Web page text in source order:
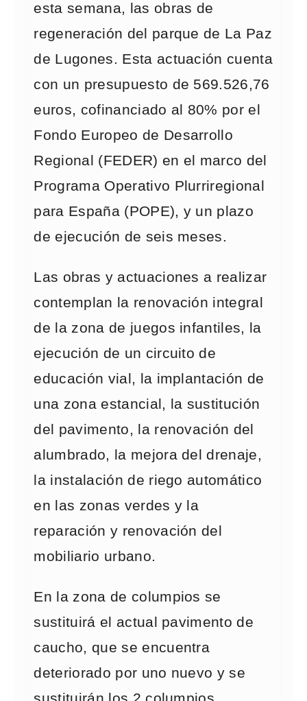
esta semana, las obras de
regeneración del parque de La Paz
de Lugones. Esta actuación cuenta
con un presupuesto de 569.526,76
euros, cofinanciado al 80% por el
Fondo Europeo de Desarrollo
Regional (FEDER) en el marco del
Programa Operativo Plurriregional
para España (POPE), y un plazo
de ejecución de seis meses.
Las obras y actuaciones a realizar
contemplan la renovación integral
de la zona de juegos infantiles, la
ejecución de un circuito de
educación vial, la implantación de
una zona estancial, la sustitución
del pavimento, la renovación del
alumbrado, la mejora del drenaje,
la instalación de riego automático
en las zonas verdes y la
reparación y renovación del
mobiliario urbano.
En la zona de columpios se
sustituirá el actual pavimento de
caucho, que se encuentra
deteriorado por uno nuevo y se